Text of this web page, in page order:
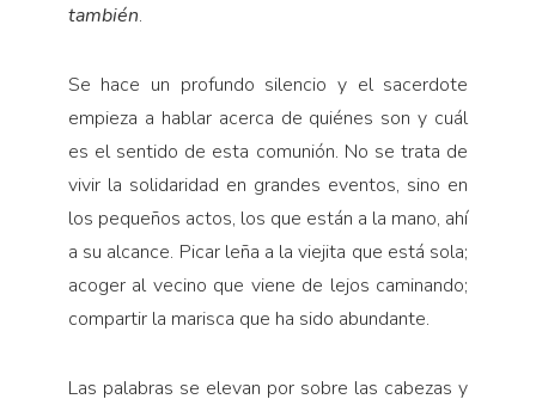
también.
Se hace un profundo silencio y el sacerdote
empieza a hablar acerca de quiénes son y cuál
es el sentido de esta comunión. No se trata de
vivir la so­lidaridad en grandes eventos, sino en
los pequeños actos, los que están a la mano, ahí
a su alcance. Picar leña a la viejita que está sola;
acoger al vecino que viene de lejos caminando;
compartir la marisca que ha sido abundante.
Las palabras se elevan por sobre las cabezas y